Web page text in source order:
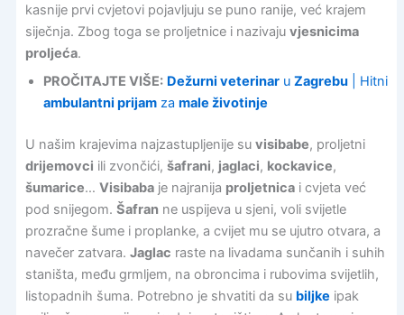
kasnije prvi cvjetovi pojavljuju se puno ranije, već krajem
siječnja. Zbog toga se proljetnice i nazivaju vjesnicima
proljeća.
PROČITAJTE VIŠE: Dežurni veterinaru Zagrebu| Hitni
ambulantni prijamza male životinje
U našim krajevima najzastupljenije su visibabe, proljetni
drijemovci ili zvončići, šafrani, jaglaci, kockavice,
šumarice… Visibabaje najranija proljetnicai cvjeta već
pod snijegom. Šafranne uspijeva u sjeni, voli svijetle
prozračne šume i proplanke, a cvijet mu se ujutro otvara, a
navečer zatvara. Jaglac raste na livadama sunčanih i suhih
staništa, među grmljem, na obroncima i rubovima svijetlih,
listopadnih šuma. Potrebno je shvatiti da su biljke ipak